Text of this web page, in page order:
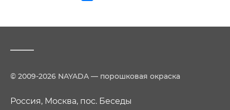
© 2009-2026 NAYADA — порошковая окраска
Россия, Москва, пос. Беседы